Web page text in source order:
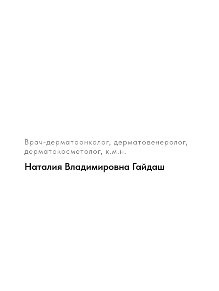
Врач-дерматоонколог, дерматовенеролог,
дерматокосметолог, к.м.н.
Наталия Владимировна Гайдаш